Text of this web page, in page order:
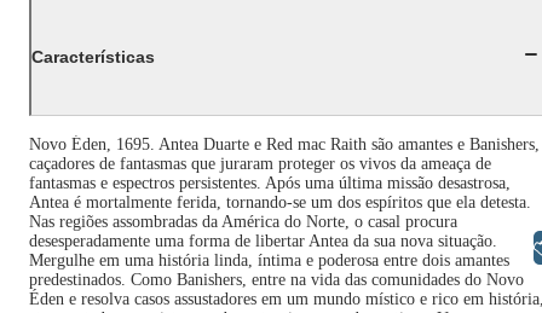
Características
Novo Éden, 1695. Antea Duarte e Red mac Raith são amantes e Banishers,
caçadores de fantasmas que juraram proteger os vivos da ameaça de
fantasmas e espectros persistentes. Após uma última missão desastrosa,
Antea é mortalmente ferida, tornando-se um dos espíritos que ela detesta.
Nas regiões assombradas da América do Norte, o casal procura
desesperadamente uma forma de libertar Antea da sua nova situação.
Mergulhe em uma história linda, íntima e poderosa entre dois amantes
predestinados. Como Banishers, entre na vida das comunidades do Novo
Éden e resolva casos assustadores em um mundo místico e rico em
Libras